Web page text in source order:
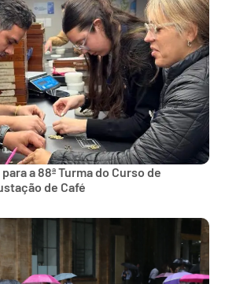
a 88ª Turma do Curso de
de Café